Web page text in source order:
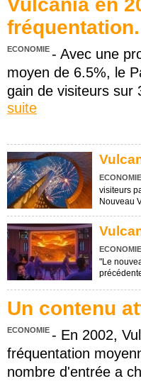
Vulcania en
fréquentation.
ECONOMIE - Avec une
moyen de 6.5%, le
gain de visiteurs
suite
ECONOMIE
visiteurs
Nouveau
ECONOMIE
"Le
Un contenu
ECONOMIE - En 2002,
fréquentation
nombre d'entrée a